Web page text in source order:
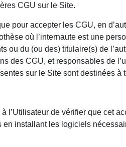
CGU sur le Site.
pour accepter les CGU, en
où l’internaute est une
ou du (ou des) titulaire(s) de
des CGU, et responsables de
sur le Site sont destinées à
l’Utilisateur de vérifier que cet
installant les logiciels